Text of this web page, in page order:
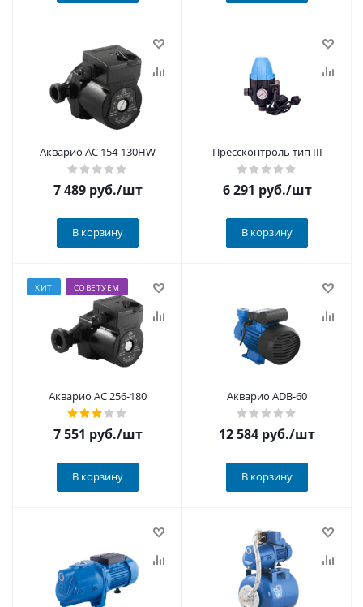
Акварио AC 154-130HW
7 489руб./шт
В корзину
Прессконтроль тип III
6 291 руб./шт
В корзину
ХИТ СОВЕТУЕМ
Акварио AC 256-180
7 551 руб./шт
В корзину
Акварио ADB-60
12 584 руб./шт
В корзину